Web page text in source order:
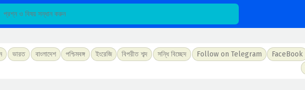
ভারত বাংলাদেশ পশ্চিমবঙ্গ ইংরেজি বিপরীত শব্দ সন্ধি বিচ্ছেদ Follow on Telegram FaceBook